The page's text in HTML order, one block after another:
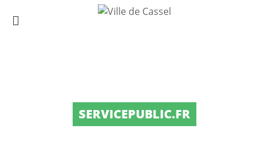
SERVICEPUBLIC.FR